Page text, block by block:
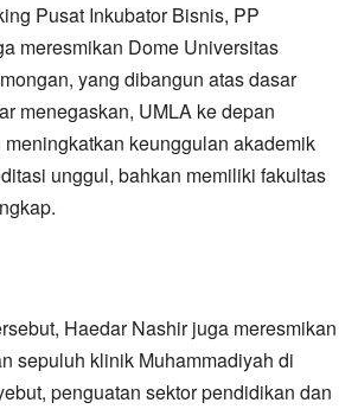
Pusat Inkubator Bisnis, PP
meresmikan Dome Universitas
yang dibangun atas dasar
menegaskan, UMLA ke depan
keunggulan akademik
unggul, bahkan memiliki fakultas
Haedar Nashir juga meresmikan
sepuluh klinik Muhammadiyah di
penguatan sektor pendidikan dan